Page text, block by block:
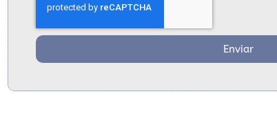
Enviar